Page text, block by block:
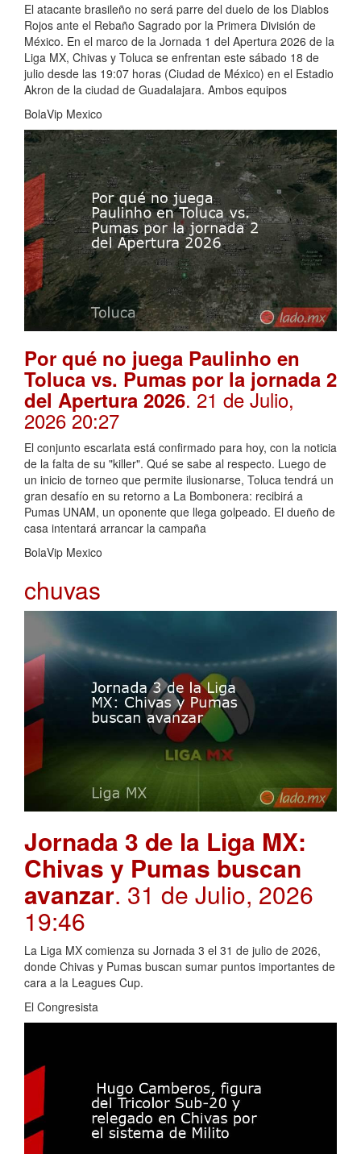
El atacante brasileño no será parre del duelo de los Diablos
Rojos ante el Rebaño Sagrado por la Primera División de
México. En el marco de la Jornada 1 del Apertura 2026 de la
Liga MX, Chivas y Toluca se enfrentan este sábado 18 de
julio desde las 19:07 horas (Ciudad de México) en el Estadio
Akron de la ciudad de Guadalajara. Ambos equipos
BolaVip Mexico
Por qué no juega Paulinho en
Toluca vs. Pumas por la jornada 2
del Apertura 2026. 21 de Julio,
2026 20:27
El conjunto escarlata está confirmado para hoy, con la noticia
de la falta de su "killer". Qué se sabe al respecto. Luego de
un inicio de torneo que permite ilusionarse, Toluca tendrá un
gran desafío en su retorno a La Bombonera: recibirá a
Pumas UNAM, un oponente que llega golpeado. El dueño de
casa intentará arrancar la campaña
BolaVip Mexico
chuvas
Jornada 3 de la Liga MX:
Chivas y Pumas buscan
avanzar. 31 de Julio, 2026
19:46
La Liga MX comienza su Jornada 3 el 31 de julio de 2026,
donde Chivas y Pumas buscan sumar puntos importantes de
cara a la Leagues Cup.
El Congresista